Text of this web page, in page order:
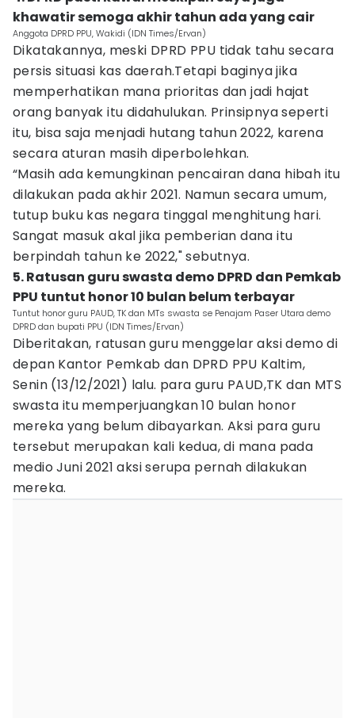
khawatir semoga akhir tahun ada yang cair
Anggota DPRD PPU, Wakidi (IDN Times/Ervan)
Dikatakannya, meski DPRD PPU tidak tahu secara
persis situasi kas daerah.Tetapi baginya jika
memperhatikan mana prioritas dan jadi hajat
orang banyak itu didahulukan. Prinsipnya seperti
itu, bisa saja menjadi hutang tahun 2022, karena
secara aturan masih diperbolehkan.
“Masih ada kemungkinan pencairan dana hibah itu
dilakukan pada akhir 2021. Namun secara umum,
tutup buku kas negara tinggal menghitung hari.
Sangat masuk akal jika pemberian dana itu
berpindah tahun ke 2022," sebutnya.
5. Ratusan guru swasta demo DPRD dan Pemkab
PPU tuntut honor 10 bulan belum terbayar
Tuntut honor guru PAUD, TK dan MTs swasta se Penajam Paser Utara demo
DPRD dan bupati PPU (IDN Times/Ervan)
Diberitakan, ratusan guru menggelar aksi demo di
depan Kantor Pemkab dan DPRD PPU Kaltim,
Senin (13/12/2021) lalu. para guru PAUD,TK dan MTS
swasta itu memperjuangkan 10 bulan honor
mereka yang belum dibayarkan. Aksi para guru
tersebut merupakan kali kedua, di mana pada
medio Juni 2021 aksi serupa pernah dilakukan
mereka.